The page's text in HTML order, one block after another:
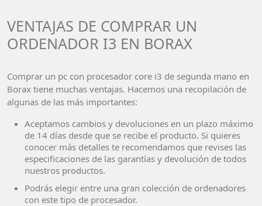
VENTAJAS DE COMPRAR UN
ORDENADOR I3 EN BORAX
Comprar un pc con procesador core i3 de segunda mano en
Borax tiene muchas ventajas. Hacemos una recopilación de
algunas de las más importantes:
Aceptamos cambios y devoluciones en un plazo máximo
de 14 días desde que se recibe el producto. Si quieres
conocer más detalles te recomendamos que revises las
especificaciones de las garantías y devolución de todos
nuestros productos.
Podrás elegir entre una gran colección de ordenadores
con este tipo de procesador.